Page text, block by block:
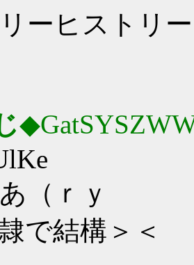
ーヒストリ
（ｒｙ
で結構＞＜